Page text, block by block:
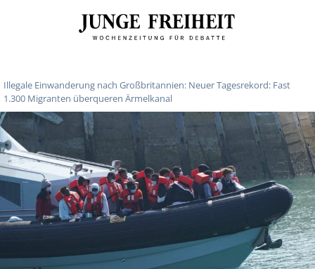
Illegale Einwanderung nach Großbritannien: Neuer Tagesrekord: Fast
1.300 Migranten überqueren Ärmelkanal